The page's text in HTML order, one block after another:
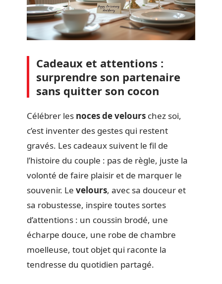
Cadeaux et attentions :
surprendre son partenaire
sans quitter son cocon
Célébrer les noces de velours chez soi,
c’est inventer des gestes qui restent
gravés. Les cadeaux suivent le fil de
l’histoire du couple : pas de règle, juste la
volonté de faire plaisir et de marquer le
souvenir. Le velours, avec sa douceur et
sa robustesse, inspire toutes sortes
d’attentions : un coussin brodé, une
écharpe douce, une robe de chambre
moelleuse, tout objet qui raconte la
tendresse du quotidien partagé.